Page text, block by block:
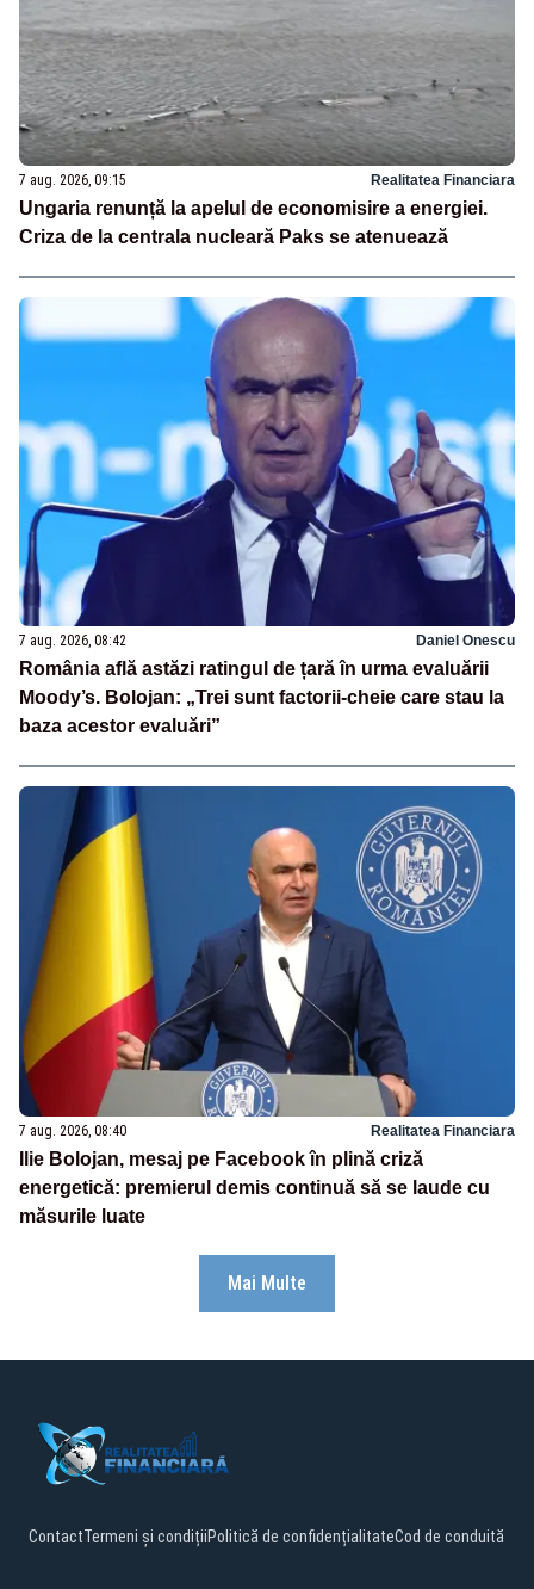
7 aug. 2026, 09:15 Realitatea Financiara
Ungaria renunță la apelul de economisire a energiei.
Criza de la centrala nucleară Paks se atenuează
7 aug. 2026, 08:42 Daniel Onescu
România află astăzi ratingul de țară în urma evaluării
Moody’s. Bolojan: „Trei sunt factorii-cheie care stau la
baza acestor evaluări”
7 aug. 2026, 08:40 Realitatea Financiara
Ilie Bolojan, mesaj pe Facebook în plină criză
energetică: premierul demis continuă să se laude cu
măsurile luate
Mai Multe
ContactTermeni și condițiiPolitică de confidențialitateCod de conduită